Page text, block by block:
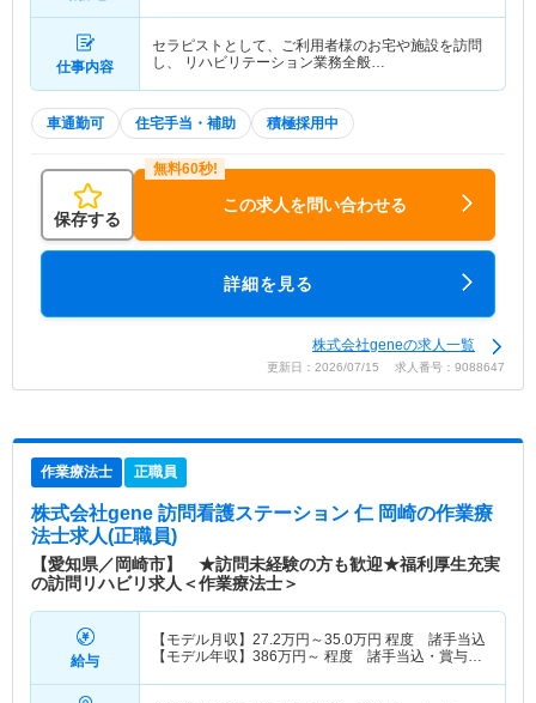
仕事内容
セラピストとして、ご利用者様のお宅や施設を訪問
し、 リハビリテーション業務全般…
車通勤可 住宅手当・補助 積極採用中
保存する
この求人を問い合わせる
詳細を見る
株式会社geneの求人一覧
更新日：2026/07/15 求人番号：9088647
作業療法士 正職員
株式会社gene 訪問看護ステーション 仁 岡崎の作業療
法士求人(正職員)
【愛知県／岡崎市】 ★訪問未経験の方も歓迎★福利厚生充実
の訪問リハビリ求人＜作業療法士＞
給与
【モデル月収】 27.2万円～35.0万円 程度 諸手当込
【モデル年収】 386万円～ 程度 諸手当込・賞与別